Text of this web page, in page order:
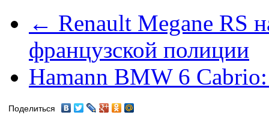
← Renault Megane RS
французской полиции
Hamann BMW 6
Поделиться